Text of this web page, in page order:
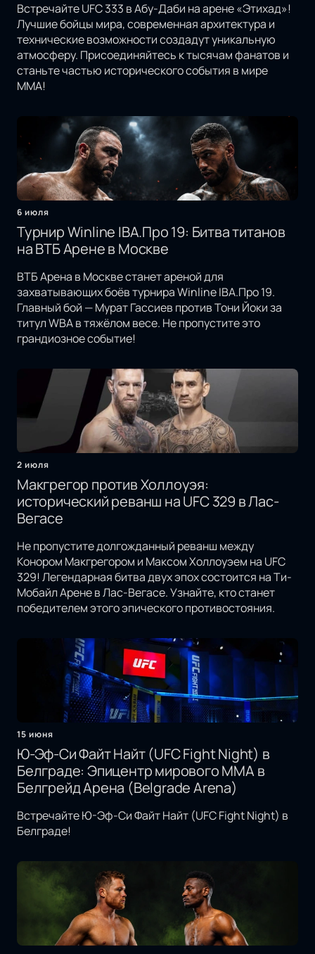
Встречайте UFC 333 в Абу-Даби на арене «Этихад»!
Лучшие бойцы мира, современная архитектура и
технические возможности создадут уникальную
атмосферу. Присоединяйтесь к тысячам фанатов и
станьте частью исторического события в мире
MMA!
6 июля
Турнир Winline IBA.Про 19: Битва титанов
на ВТБ Арене в Москве
ВТБ Арена в Москве станет ареной для
захватывающих боёв турнира Winline IBA.Про 19.
Главный бой — Мурат Гассиев против Тони Йоки за
титул WBA в тяжёлом весе. Не пропустите это
грандиозное событие!
2 июля
Макгрегор против Холлоуэя:
исторический реванш на UFC 329 в Лас-
Вегасе
Не пропустите долгожданный реванш между
Конором Макгрегором и Максом Холлоуэем на UFC
329! Легендарная битва двух эпох состоится на Ти-
Мобайл Арене в Лас-Вегасе. Узнайте, кто станет
победителем этого эпического противостояния.
15 июня
Ю-Эф-Си Файт Найт (UFC Fight Night) в
Белграде: Эпицентр мирового MMA в
Белгрейд Арена (Belgrade Arena)
Встречайте Ю-Эф-Си Файт Найт (UFC Fight Night) в
Белграде!